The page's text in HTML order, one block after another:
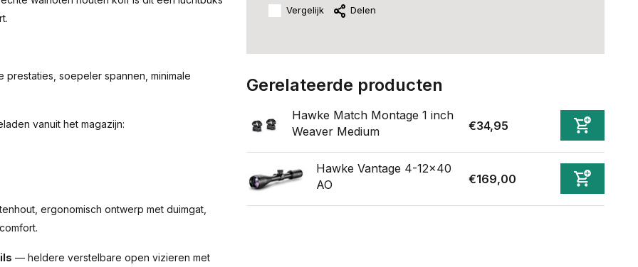
soepeler spannen, minimale
vanuit het magazijn:
ergonomisch ontwerp met duimgat,
— heldere verstelbare open vizieren met
Vergelijk Delen
Gerelateerde producten
Hawke Match Montage 1 inch
Weaver Medium
€34,95
Hawke Vantage 4-12x40
AO
€169,00